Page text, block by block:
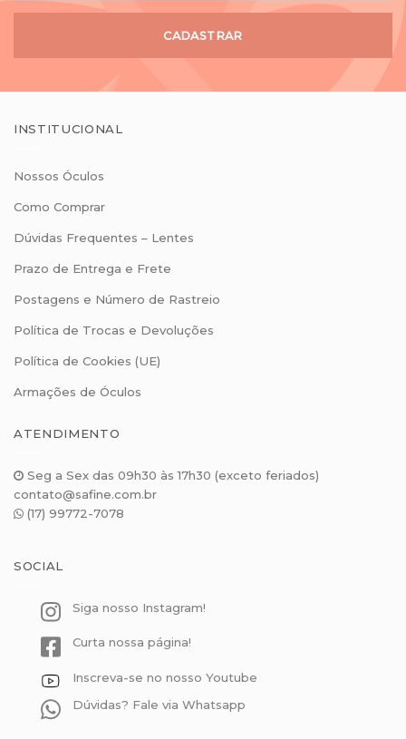
CADASTRAR
INSTITUCIONAL
Nossos Óculos
Como Comprar
Dúvidas Frequentes – Lentes
Prazo de Entrega e Frete
Postagens e Número de Rastreio
Política de Trocas e Devoluções
Política de Cookies (UE)
Armações de Óculos
ATENDIMENTO
Seg a Sex das 09h30 às 17h30 (exceto feriados)
contato@safine.com.br
(17) 99772-7078
SOCIAL
Siga nosso Instagram!
Curta nossa página!
Inscreva-se no nosso Youtube
Dúvidas? Fale via Whatsapp